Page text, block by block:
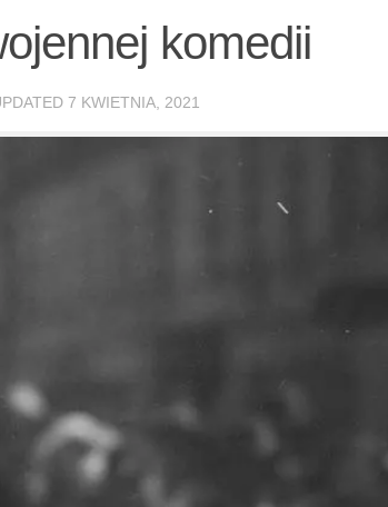
komedii
7 KWIETNIA, 2021